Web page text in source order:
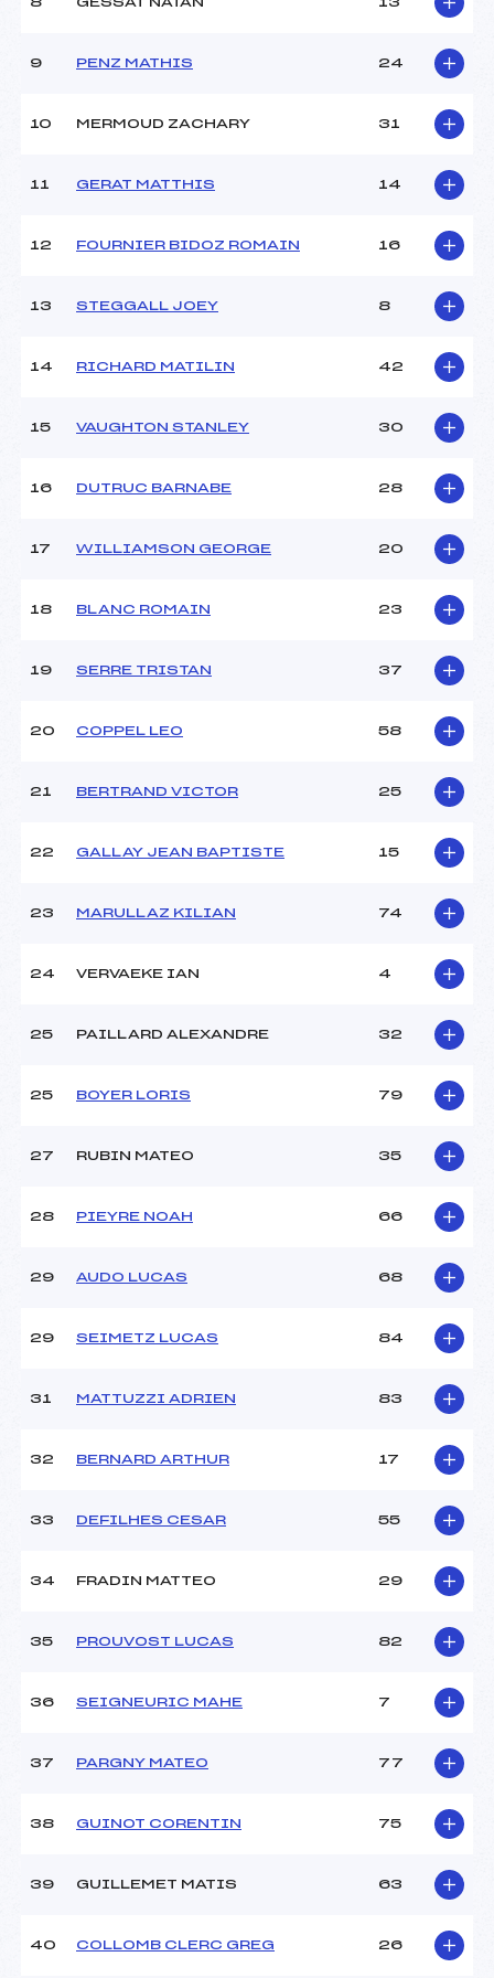
Ouvreurs D :
Météo :
COUVERT
Traceur :
Ouvreurs E :
Pénalité appliquée :
85.0000
8 GESSAT NATAN 13
9 PENZ MATHIS 24
10 MERMOUD ZACHARY 31
11 GERAT MATTHIS 14
12 FOURNIER BIDOZ ROMAIN 16
13 STEGGALL JOEY 8
14 RICHARD MATILIN 42
15 VAUGHTON STANLEY 30
16 DUTRUC BARNABE 28
17 WILLIAMSON GEORGE 20
18 BLANC ROMAIN 23
19 SERRE TRISTAN 37
20 COPPEL LEO 58
21 BERTRAND VICTOR 25
22 GALLAY JEAN BAPTISTE 15
23 MARULLAZ KILIAN 74
24 VERVAEKE IAN 4
25 PAILLARD ALEXANDRE 32
25 BOYER LORIS 79
27 RUBIN MATEO 35
28 PIEYRE NOAH 66
29 AUDO LUCAS 68
29 SEIMETZ LUCAS 84
31 MATTUZZI ADRIEN 83
32 BERNARD ARTHUR 17
33 DEFILHES CESAR 55
34 FRADIN MATTEO 29
35 PROUVOST LUCAS 82
36 SEIGNEURIC MAHE 7
37 PARGNY MATEO 77
38 GUINOT CORENTIN 75
39 GUILLEMET MATIS 63
40 COLLOMB CLERC GREG 26